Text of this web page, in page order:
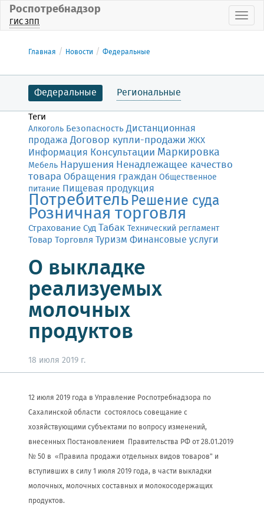
Роспотребнадзор
ГИС ЗПП
Главная Новости Федеральные
Федеральные Региональные
Теги
Алкоголь БезопасностьДистанционная
продажа Договор купли-продажи ЖКХ
Информация Консультации Маркировка
Мебель Нарушения Ненадлежащее качество
товара Обращения граждан Общественное
питание Пищевая продукция
ПотребительРешение суда
Розничная торговля
СтрахованиеСудТабакТехнический регламент
Товар Торговля Туризм Финансовые услуги
О выкладке
реализуемых
молочных
продуктов
18 июля 2019 г.
12 июля 2019 года в Управление Роспотребнадзора по
Сахалинской области состоялось совещание с
хозяйствующими субъектами по вопросу изменений,
внесенных Постановлением Правительства РФ от 28.01.2019
№ 50 в «Правила продажи отдельных видов товаров" и
вступивших в силу 1 июля 2019 года, в части выкладки
молочных, молочных составных и молокосодержащих
продуктов.